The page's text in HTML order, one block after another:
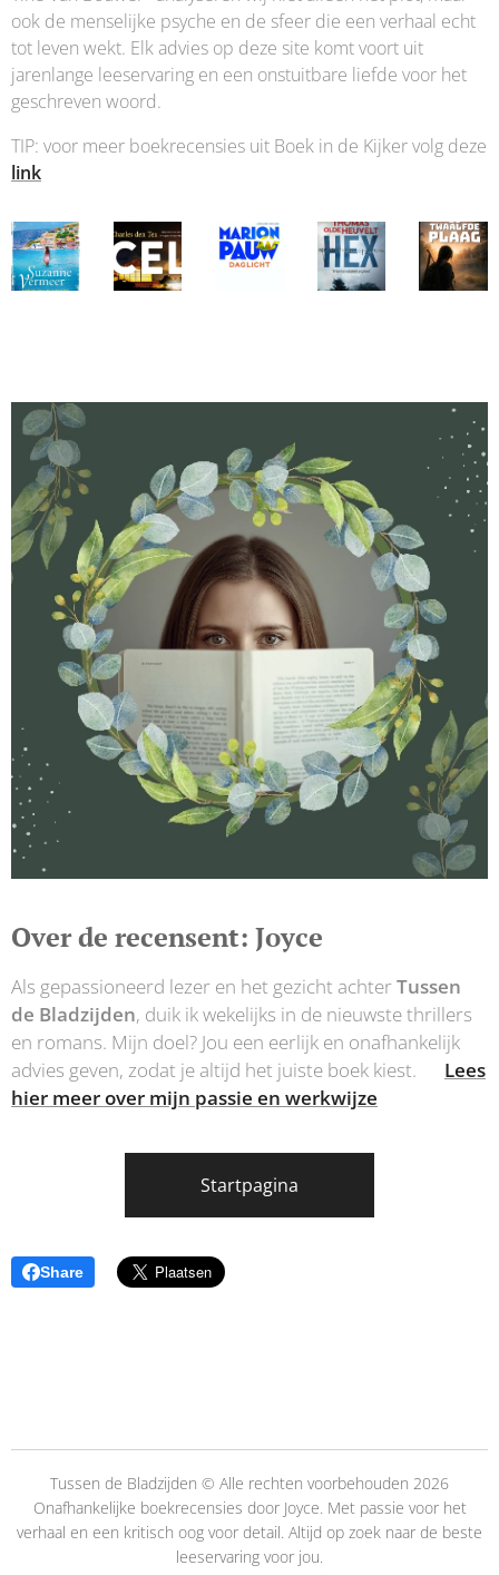
ook de menselijke psyche en de sfeer die een verhaal echt
tot leven wekt. Elk advies op deze site komt voort uit
jarenlange leeservaring en een onstuitbare liefde voor het
geschreven woord.
TIP: voor meer boekrecensies uit Boek in de Kijker volg deze
link
Over de recensent: Joyce
Als gepassioneerd lezer en het gezicht achterTussen
de Bladzijden, duik ik wekelijks in de nieuwste thrillers
en romans. Mijn doel? Jou een eerlijk en onafhankelijk
advies geven, zodat je altijd het juiste boek kiest.👉 Lees
hier meer over mijn passie en werkwijze
Startpagina
Share
Tussen de Bladzijden © Alle rechten voorbehouden 2026
Onafhankelijke boekrecensies door Joyce. Met passie voor het
verhaal en een kritisch oog voor detail. Altijd op zoek naar de beste
leeservaring voor jou.